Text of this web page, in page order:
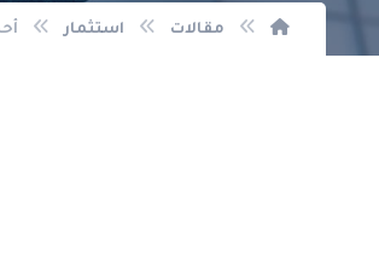
مقالات استثمار